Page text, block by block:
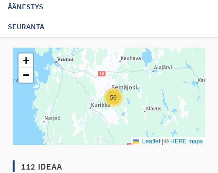
ÄÄNESTYS
SEURANTA
Seuraavassa elementissä on kartta, joka esittää tämän
56
+
−
Leaflet |© HERE maps
112 IDEAA